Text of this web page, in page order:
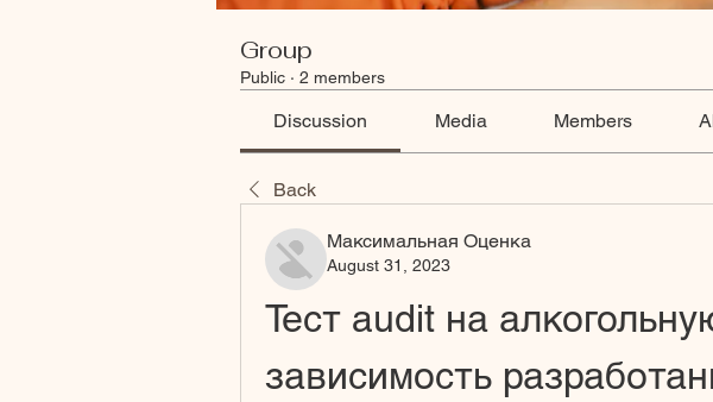
Group
Public · 2 members
Discussion Media Members
Back
Максимальная Оценка
August 31, 2023
Тест audit на
зависимость